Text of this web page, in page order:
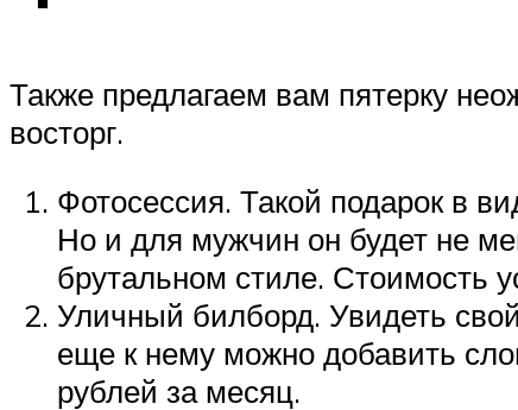
Также предлагаем вам пятерку
восторг.
Фотосессия. Такой подарок в
Но и для мужчин он будет не
брутальном стиле. Стоимость
Уличный билборд. Увидеть
еще к нему можно добавить
рублей за месяц.